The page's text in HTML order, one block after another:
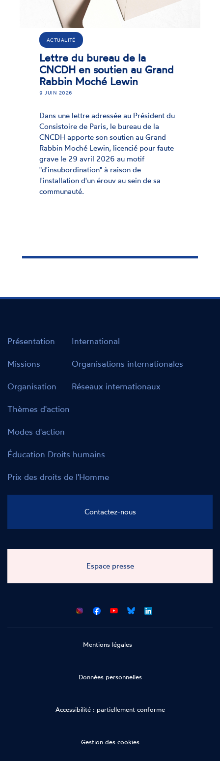
ACTUALITÉ
Lettre du bureau de la
CNCDH en soutien au Grand
Rabbin Moché Lewin
9 JUIN 2026
Dans une lettre adressée au Président du
Consistoire de Paris, le bureau de la
CNCDH apporte son soutien au Grand
Rabbin Moché Lewin, licencié pour faute
grave le 29 avril 2026 au motif
"d'insubordination" à raison de
l'installation d'un érouv au sein de sa
communauté.
Présentation
Missions
Organisation
Thèmes d'action
Modes d'action
International
Organisations internationales
Réseaux internationaux
Éducation Droits humains
Prix des droits de l'Homme
Contactez-nous
Espace presse
CNCDHCNCDHCNCDHCNCDH
sur
Mentions légales
Données personnelles
Accessibilité : partiellement conforme
Gestion des cookies